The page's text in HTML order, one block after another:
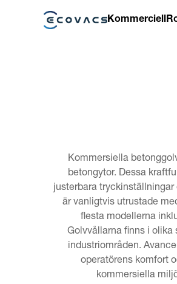
Kommerciell
Kommersiella
betongytor. Dessa
justerbara
är vanligtvis utrustade
flesta modellerna
Golvvållarna finns i olika
industriområden.
operatörens komfort
kommersiella